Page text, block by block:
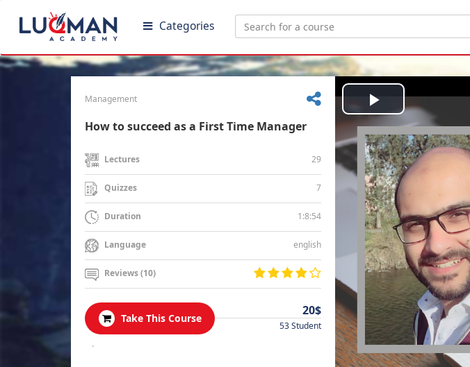
Categories
Management
How to succeed as a First Time Manager
Lectures 29
Quizzes 7
Duration 1:8:54
Language english
Reviews (10)
Take This Course
20$
53 Student
.
Play
Video